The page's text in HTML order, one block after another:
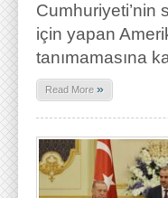
Cumhuriyeti’nin
için yapan
tanımamasına
Read More »